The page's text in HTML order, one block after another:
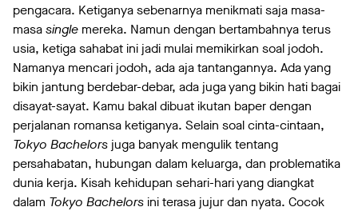
pengacara. Ketiganya sebenarnya menikmati saja masa-
masasingle mereka. Namun dengan bertambahnya terus
usia, ketiga sahabat ini jadi mulai memikirkan soal jodoh.
Namanya mencari jodoh, ada aja tantangannya. Ada yang
bikin jantung berdebar-debar, ada juga yang bikin hati bagai
disayat-sayat. Kamu bakal dibuat ikutan baper dengan
perjalanan romansa ketiganya. Selain soal cinta-cintaan,
Tokyo Bachelors juga banyak mengulik tentang
persahabatan, hubungan dalam keluarga, dan problematika
dunia kerja. Kisah kehidupan sehari-hari yang diangkat
dalam Tokyo Bachelors ini terasa jujur dan nyata. Cocok